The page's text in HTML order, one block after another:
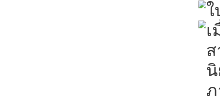
ใ